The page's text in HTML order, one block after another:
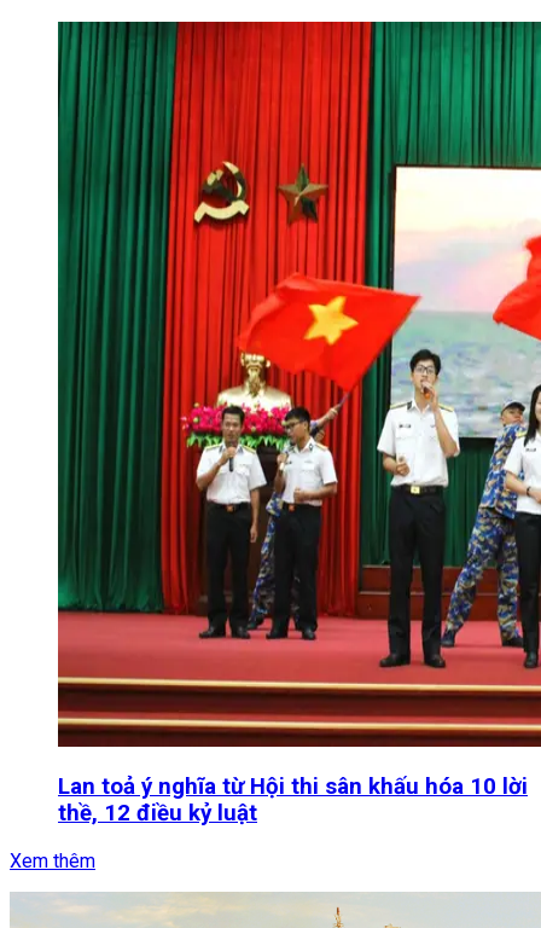
Lan toả ý nghĩa từ Hội thi sân khấu hóa 10 lời
thề, 12 điều kỷ luật
Xem thêm